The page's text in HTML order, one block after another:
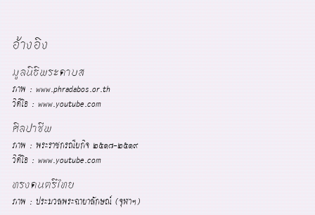
อ้างอิง
มูลนิธิพระดาบส
ภาพ : www.phradabos.or.th
วิดีโอ : www.youtube.com
ศิลปาชีพ
ภาพ : พระราชกรณียกิจ ๒๕๑๘-๒๕๑๙
วิดีโอ : www.youtube.com
ทรงดนตรีไทย
ภาพ : ประมวลพระฉายาลักษณ์ (จุฬาฯ)